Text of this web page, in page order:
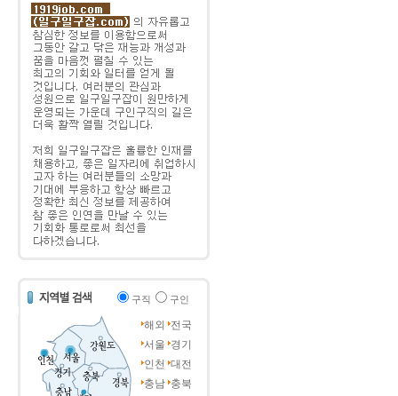
구직 구인
해외
전국
서울 경기
인천 대전
충남 충북